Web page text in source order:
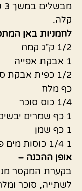
קלה.
לחמניות באן
1/2 ק"ג קמח
1 אבקת אפייה
1/2 כפית אבקת סודה לשתייה
כף מלח
1/4 כוס סוכר
1 כף שמרים יבשים
1 כף שמן
1 1/4 כוסות מים פושרים
אופן ההכנה –
בקערת המקסר
לשתייה, סוכר